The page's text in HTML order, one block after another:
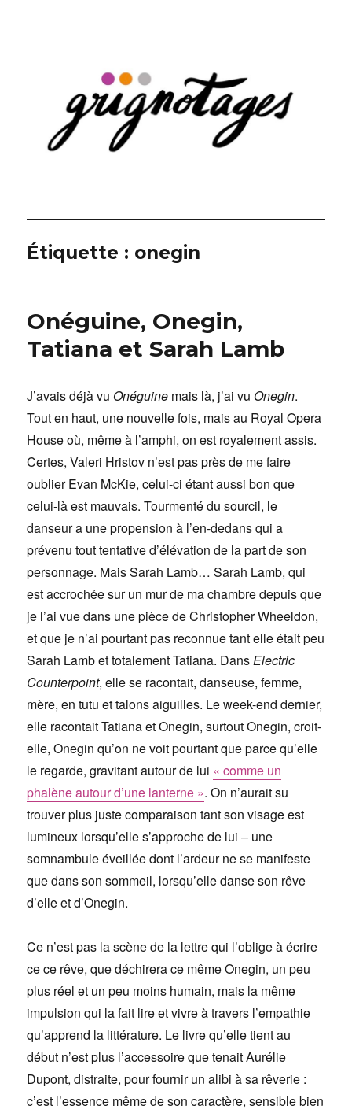
Étiquette : onegin
Onéguine, Onegin,
Tatiana et Sarah Lamb
J’avais déjà vu Onéguine mais là, j’ai vu Onegin.
Tout en haut, une nouvelle fois, mais au Royal Opera
House où, même à l’amphi, on est royalement assis.
Certes, Valeri Hristov n’est pas près de me faire
oublier Evan McKie, celui-ci étant aussi bon que
celui-là est mauvais. Tourmenté du sourcil, le
danseur a une propension à l’en-dedans qui a
prévenu tout tentative d’élévation de la part de son
personnage. Mais Sarah Lamb… Sarah Lamb, qui
est accrochée sur un mur de ma chambre depuis que
je l’ai vue dans une pièce de Christopher Wheeldon,
et que je n’ai pourtant pas reconnue tant elle était peu
Sarah Lamb et totalement Tatiana. DansElectric
Counterpoint, elle se racontait, danseuse, femme,
mère, en tutu et talons aiguilles. Le week-end dernier,
elle racontait Tatiana et Onegin, surtout Onegin, croit-
elle, Onegin qu’on ne voit pourtant que parce qu’elle
le regarde, gravitant autour de lui « comme un
phalène autour d’une lanterne ». On n’aurait su
trouver plus juste comparaison tant son visage est
lumineux lorsqu’elle s’approche de lui – une
somnambule éveillée dont l’ardeur ne se manifeste
que dans son sommeil, lorsqu’elle danse son rêve
d’elle et d’Onegin.
Ce n’est pas la scène de la lettre qui l’oblige à écrire
ce ce rêve, que déchirera ce même Onegin, un peu
plus réel et un peu moins humain, mais la même
impulsion qui la fait lire et vivre à travers l’empathie
qu’apprend la littérature. Le livre qu’elle tient au
début n’est plus l’accessoire que tenait Aurélie
Dupont, distraite, pour fournir un alibi à sa rêverie :
c’est l’essence même de son caractère, sensible bien